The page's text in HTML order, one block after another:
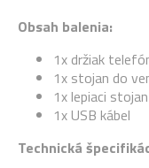
Obsah balenia:
1x držiak
1x stojan do
1x lepiaci stojan
1x USB kábel
Technická